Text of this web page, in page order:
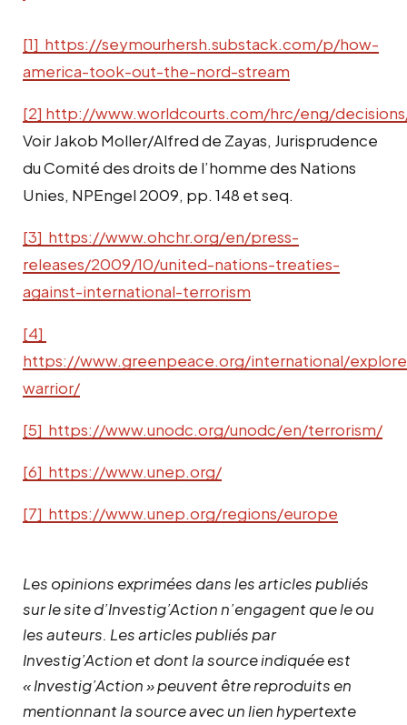
[1] https://seymourhersh.substack.com/p/how-
america-took-out-the-nord-stream
[2] http://www.worldcourts.com/hrc/eng/
Voir Jakob Moller/Alfred de Zayas, Jurisprudence
du Comité des droits de l’homme des Nations
Unies, NPEngel 2009, pp. 148 et seq.
[3] https://www.ohchr.org/en/press-
releases/2009/10/united-nations-treaties-
against-international-terrorism
[4]
https://www.greenpeace.org/international/
warrior/
[5] https://www.unodc.org/unodc/en/terrorism/
[6] https://www.unep.org/
[7] https://www.unep.org/regions/europe
Les opinions exprimées dans les articles publiés
sur le site d’Investig’Action n’engagent que le ou
les auteurs. Les articles publiés par
Investig’Action et dont la source indiquée est
« Investig’Action » peuvent être reproduits en
mentionnant la source avec un lien hypertexte